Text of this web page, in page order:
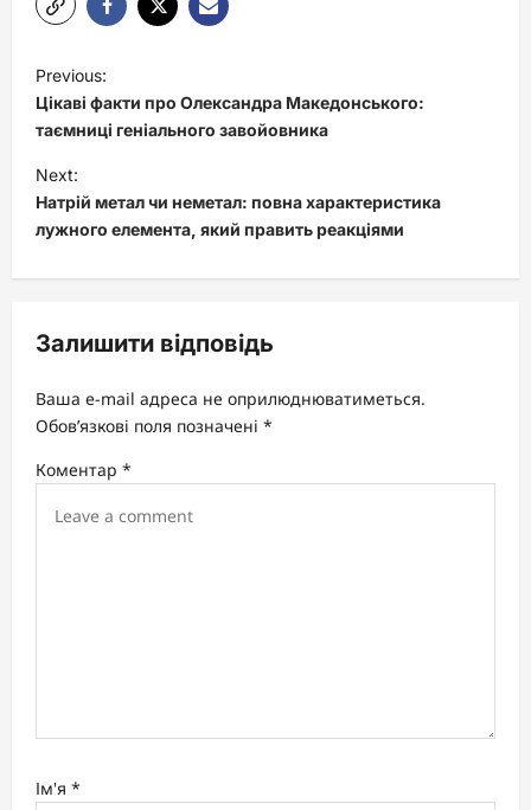
o
s
t
n
a
v
g
a
t
i
Previous:
Цікаві факти про Олександра Македонського:
таємниці геніального завойовника
Next:
Натрій метал чи неметал: повна характеристика
лужного елемента, який править реакціями
Залишити відповідь
Ваша e-mail адреса не оприлюднюватиметься.
Обов’язкові поля позначені *
Коментар *
Ім'я *